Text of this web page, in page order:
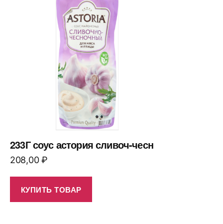
233Г соус астория сливоч-чесн
208,00₽
КУПИТЬ ТОВАР